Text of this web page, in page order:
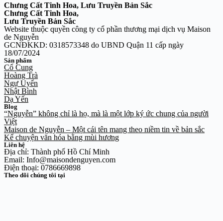
Chưng Cất Tinh Hoa, Lưu Truyền Bản Sắc
Chưng Cất Tinh Hoa,
Lưu Truyền Bản Sắc
Website thuộc quyền công ty cổ phần thương mại dịch vụ Maison
de Nguyễn
GCNĐKKD: 0318573348 do UBND Quận 11 cấp ngày
18/07/2024
Sản phẩm
Cố Cung
Hoàng Trà
Ngự Uyển
Nhật Bình
Dạ Yến
Blog
“Nguyễn” không chỉ là họ, mà là một lớp ký ức chung của người
Việt
Maison de Nguyễn – Một cái tên mang theo niềm tin về bản sắc
Kể chuyện văn hóa bằng mùi hương
Liên hệ
Địa chỉ: Thành phố Hồ Chí Minh
Email: Info@maisondenguyen.com
Điện thoại: 0786669898
Theo dõi chúng tôi tại